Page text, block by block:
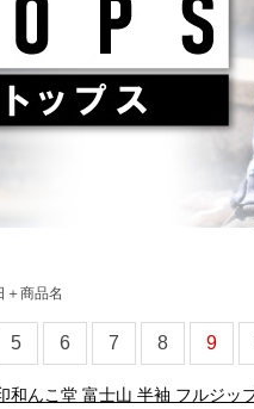
＋商品名
5 6 7 8 9
和んこ堂 富士山 半袖 フルジッ